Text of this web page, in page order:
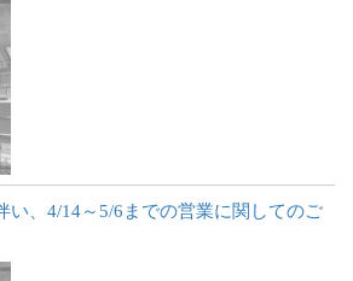
い、4/14～5/6までの営業に関してのご